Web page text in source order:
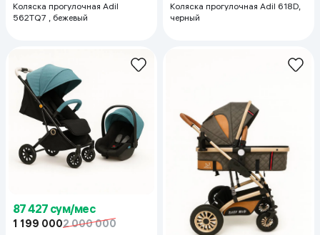
Коляска прогулочная Adil
562TQ7 , бежевый
Коляска прогулочная Adil 618D,
черный
87 427 сум/мес
1 199 0002 000 000